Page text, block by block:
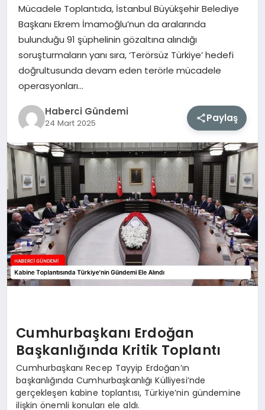
SAĞLIK
TEKNOLOJI
Mücadele Toplantıda, İstanbul Büyükşehir Belediye
Başkanı Ekrem İmamoğlu’nun da aralarında
bulunduğu 91 şüphelinin gözaltına alındığı
soruşturmaların yanı sıra, ‘Terörsüz Türkiye’ hedefi
doğrultusunda devam eden terörle mücadele
operasyonları…
Haberci Gündemi
24 Mart 2025 Paylaş
Cumhurbaşkanı Erdoğan
Başkanlığında Kritik Toplantı
Cumhurbaşkanı Recep Tayyip Erdoğan’ın
başkanlığında Cumhurbaşkanlığı Külliyesi’nde
gerçekleşen kabine toplantısı, Türkiye’nin gündemine
ilişkin önemli konuları ele aldı.